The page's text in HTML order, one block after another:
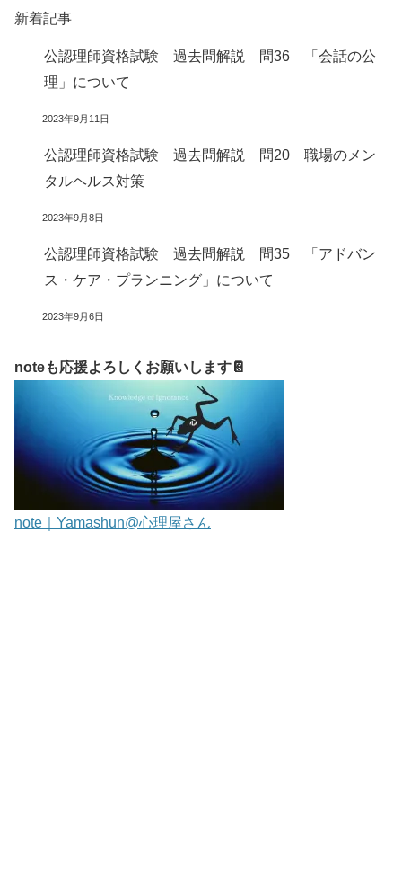
新着記事
公認理師資格試験 過去問解説 問36 「会話の公
理」について
2023年9月11日
公認理師資格試験 過去問解説 問20 職場のメン
タルヘルス対策
2023年9月8日
公認理師資格試験 過去問解説 問35 「アドバン
ス・ケア・プランニング」について
2023年9月6日
noteも応援よろしくお願いします📔
note｜Yamashun@心理屋さん